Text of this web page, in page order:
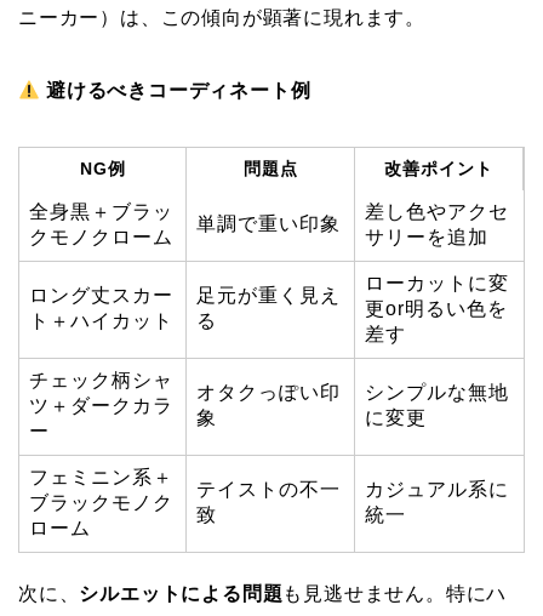
ニーカー）は、この傾向が顕著に現れます。
避けるべきコーディネート例
NG例 問題点 改善ポイント
全身黒＋ブラッ
クモノクローム
単調で重い印象
差し色やアクセ
サリーを追加
ロング丈スカー
ト＋ハイカット
足元が重く見え
る
ローカットに変
更or明るい色を
差す
チェック柄シャ
ツ＋ダークカラ
ー
オタクっぽい印
象
シンプルな無地
に変更
フェミニン系＋
ブラックモノク
ローム
テイストの不一
致
カジュアル系に
統一
次に、 シルエットによる問題 も見逃せません。特にハ